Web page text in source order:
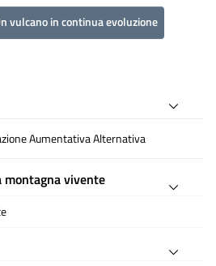
vulcano in continua evoluzione
Aumentativa Alternativa
montagna vivente